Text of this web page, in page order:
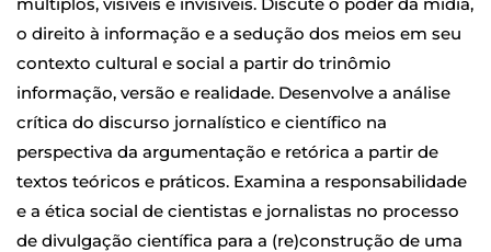
o direito à informação e a sedução dos meios em seu
contexto cultural e social a partir do trinômio
informação, versão e realidade. Desenvolve a análise
crítica do discurso jornalístico e científico na
perspectiva da argumentação e retórica a partir de
textos teóricos e práticos. Examina a responsabilidade
e a ética social de cientistas e jornalistas no processo
de divulgação científica para a (re)construção de uma